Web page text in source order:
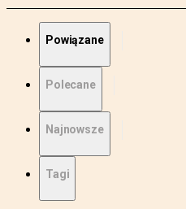
Powiązane
Polecane
Najnowsze
Tagi